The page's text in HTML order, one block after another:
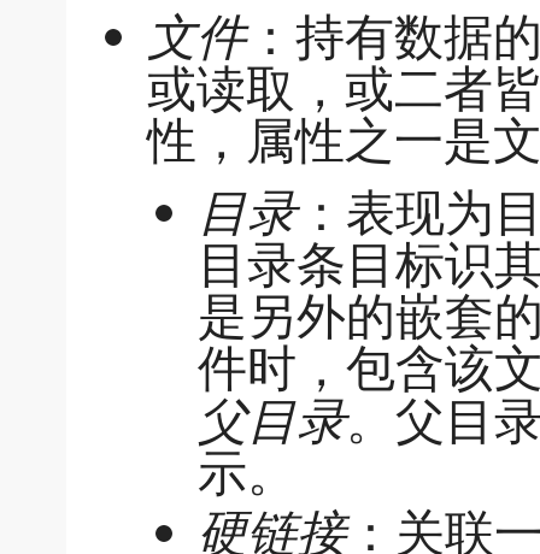
文件：持有数据
或读取，或二者
性，属性之一是
目录：表现为
目录条目标识
是另外的嵌套
件时，包含该
父目录。父目
示。
硬链接：关联